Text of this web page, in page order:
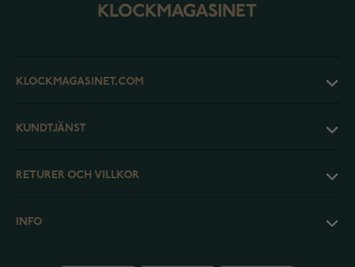
KLOCKMAGASINET.COM
KUNDTJÄNST
RETURER OCH VILLKOR
INFO